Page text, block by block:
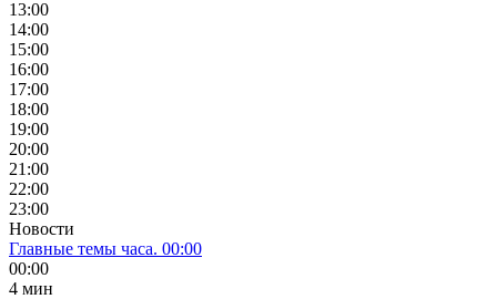
13:00
14:00
15:00
16:00
17:00
18:00
19:00
20:00
21:00
22:00
23:00
Новости
Главные темы часа. 00:00
00:00
4 мин